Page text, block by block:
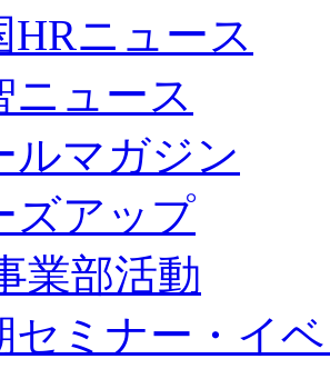
HRニュース
ニュース
ルマガジン
ズアップ
業部活動
セミナー・イ